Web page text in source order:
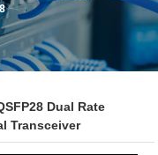
Dual Rate
Transceiver